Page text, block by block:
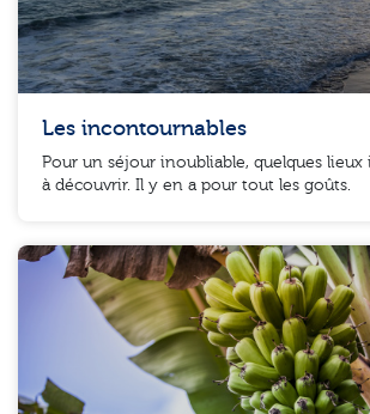
Les incontournables
Pour un séjour inoubliable, quelques
à découvrir. Il y en a pour tout les goûts.